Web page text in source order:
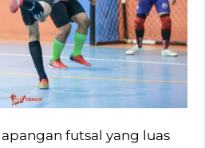
futsal yang luas